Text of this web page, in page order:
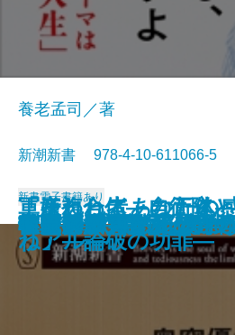
私の同行二人―人生
ギャンブル脳
スターの臨終
京都占領―1945年の
狂った世界
私はこう考える
お城の値打ち
母を葬る
「嫌われ者」の正体
ックスター―
人生の壁
養老孟司／著
新潮新書 978-4-10-611066-5
新書電子書籍あり
転売ヤー 闇の経済学
学びの本質
吉原遊廓―遊女と客
年1時間で億になる投
「それってあなたの
ね」―論破の功罪―
アマテラスの正体
韓国消滅
住職はシングルファ
軍産複合体―自衛隊
リアル―
トランプ再熱狂の正